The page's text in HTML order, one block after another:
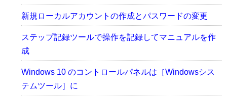
新規ローカルアカウントの作成とパスワードの変更
ステップ記録ツールで操作を記録してマニュアルを作
成
Windows 10 のコントロールパネルは［Windowsシス
テムツール］に